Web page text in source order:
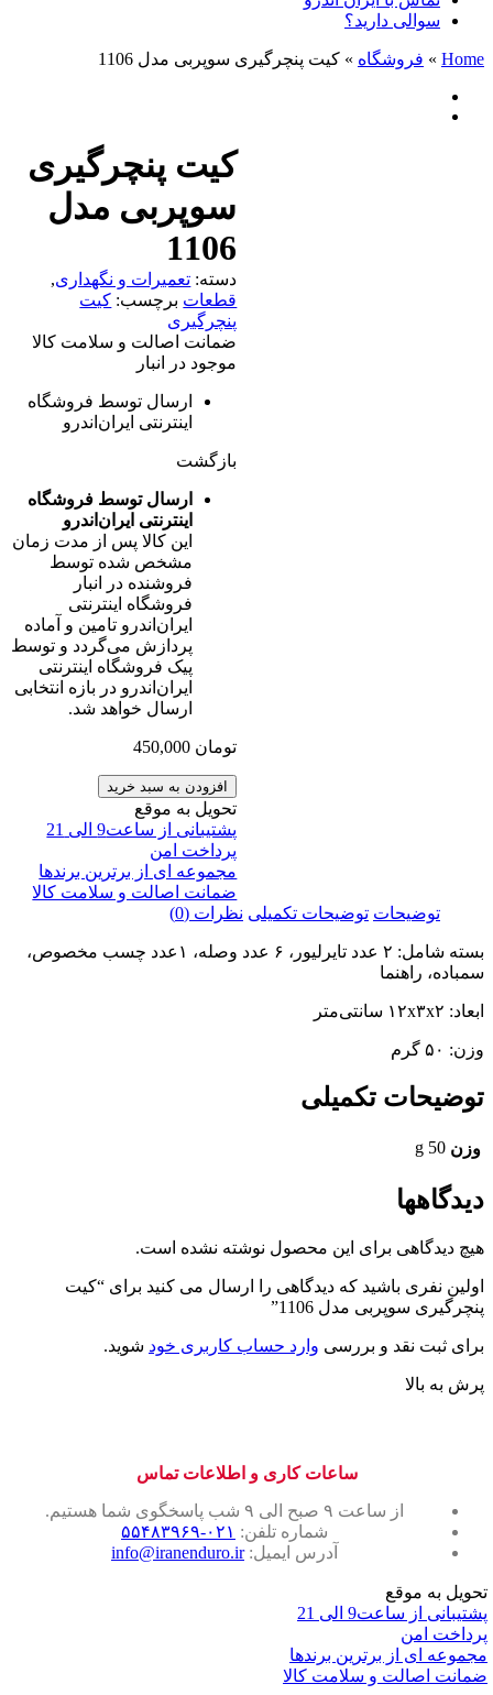
سوالی دارید؟
Home
» فروشگاه » کیت پنچرگیری سوپربی مدل 1106
کیت پنچرگیری
سوپربی مدل
1106
دسته: تعمیرات و نگهداری,
قطعات برچسب: کیت
پنچرگیری
ضمانت اصالت و سلامت کالا
موجود در انبار
ارسال توسط فروشگاه
اینترنتی ایران‌اندرو
بازگشت
ارسال توسط فروشگاه
اینترنتی ایران‌اندرو
این کالا پس از مدت زمان
مشخص شده توسط
فروشنده در انبار
فروشگاه اینترنتی
ایران‌اندرو تامین و آماده
پردازش می‌گردد و توسط
پیک فروشگاه اینترنتی
ایران‌اندرو در بازه انتخابی
ارسال خواهد شد.
تومان
افزودن به سبد خرید
تحویل به موقع
پشتیبانی از ساعت9 الی 21
پرداخت امن
مجموعه ای از برترین برندها
ضمانت اصالت و سلامت کالا
توضیحات توضیحات تکمیلی نظرات (0)
بسته شامل: ۲ عدد تایرلیور، ۶ عدد وصله، ۱عدد چسب مخصوص،
سمباده، راهنما
ابعاد: ۱۲x۳x۲ سانتی‌متر
وزن: ۵۰ گرم
توضیحات تکمیلی
وزن 50 g
دیدگاهها
هیچ دیدگاهی برای این محصول نوشته نشده است.
اولین نفری باشید که دیدگاهی را ارسال می کنید برای “کیت
پنچرگیری سوپربی مدل 1106”
برای ثبت نقد و بررسی وارد حساب کاربری خود شوید.
پرش به بالا
ساعات کاری و اطلاعات تماس
از ساعت ۹ صبح الی ۹ شب پاسخگوی شما هستیم.
شماره تلفن: ۰۲۱-۵۵۴۸۳۹۶۹
آدرس ایمیل:info@iranenduro.ir
تحویل به موقع
پشتیبانی از ساعت9 الی 21
پرداخت امن
مجموعه ای از برترین برندها
ضمانت اصالت و سلامت کالا